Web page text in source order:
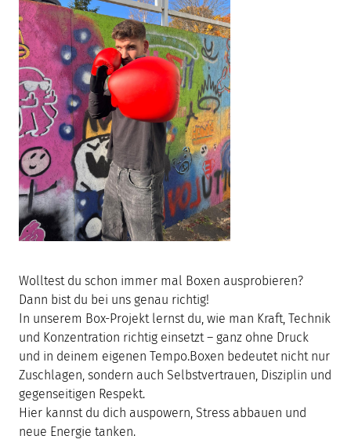
Wolltest du schon immer mal Boxen ausprobieren?
Dann bist du bei uns genau richtig!
In unserem Box-Projekt lernst du, wie man Kraft, Technik
und Konzentration richtig einsetzt – ganz ohne Druck
und in deinem eigenen Tempo.Boxen bedeutet nicht nur
Zuschlagen, sondern auch Selbstvertrauen, Disziplin und
gegenseitigen Respekt.
Hier kannst du dich auspowern, Stress abbauen und
neue Energie tanken.